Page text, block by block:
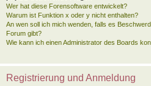
Wer hat diese Forensoftware entwickelt?
Warum ist Funktion x oder y nicht enthalten?
An wen soll ich mich wenden, falls es
Forum gibt?
Wie kann ich einen Administrator des Boards
Registrierung und Anmeldung